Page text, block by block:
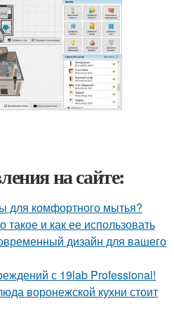
на сайте:
для комфортного мытья?
такое и как ее использовать
дизайн для вашего
с 19lab Professional!
воронежской кухни стоит